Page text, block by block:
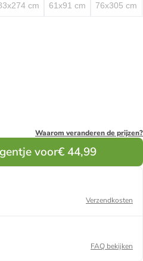
cm 61x91 cm 76x305 cm
Waarom veranderen de prijzen?
voor€ 44,99
Verzendkosten
FAQ bekijken